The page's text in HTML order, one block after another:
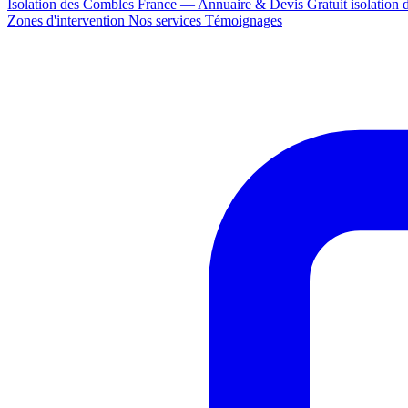
Isolation des Combles France — Annuaire & Devis Gratuit isolation
Zones d'intervention Nos services Témoignages